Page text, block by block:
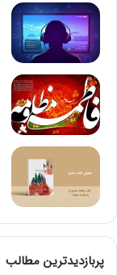
پربازدیدترین مطالب